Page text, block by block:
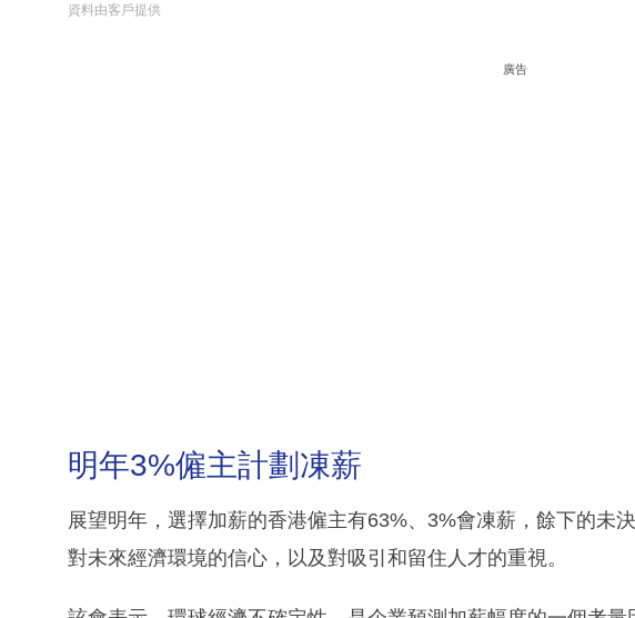
資料由客戶提供
廣告
明年3%僱主計劃凍薪
展望明年，選擇加薪的香港僱主有63%、3%會凍薪，餘下的未
對未來經濟環境的信心，以及對吸引和留住人才的重視。